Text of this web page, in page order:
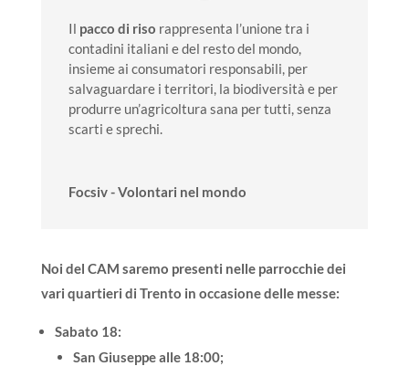
Il pacco di riso rappresenta l’unione tra i
contadini italiani e del resto del mondo,
insieme ai consumatori responsabili, per
salvaguardare i territori, la biodiversità e per
produrre un’agricoltura sana per tutti, senza
scarti e sprechi.
Focsiv - Volontari nel mondo
Noi del CAM saremo presenti nelle parrocchie dei
vari quartieri di Trento in occasione delle messe:
Sabato 18:
San Giuseppe alle 18:00;